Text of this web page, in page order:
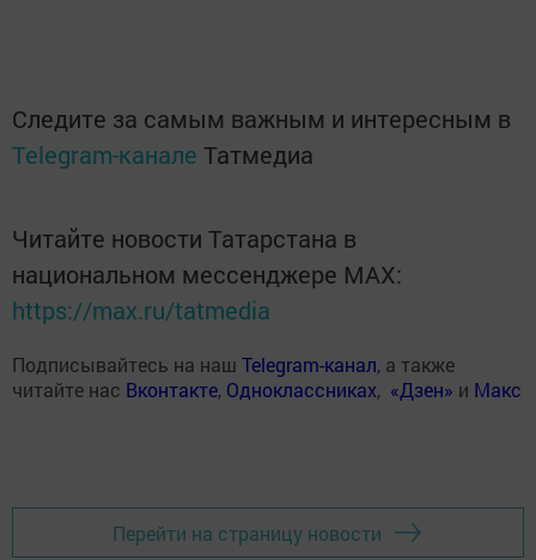
Следите за самым важным и интересным в
Telegram-канале Татмедиа
Читайте новости Татарстана в
национальном мессенджере MАХ:
https://max.ru/tatmedia
Подписывайтесь на наш Telegram-канал, а также
читайте нас Вконтакте, Одноклассниках, «Дзен» и Макс
Перейти на страницу новости